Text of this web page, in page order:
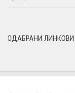
ОДАБРАНИ ЛИНКОВИ